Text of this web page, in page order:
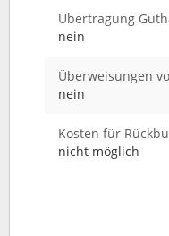
Übertragung
nein
Überweisungen
nein
Kosten für
nicht möglich